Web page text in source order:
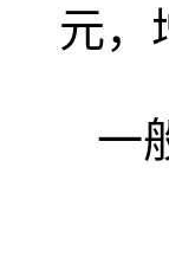
元，
一